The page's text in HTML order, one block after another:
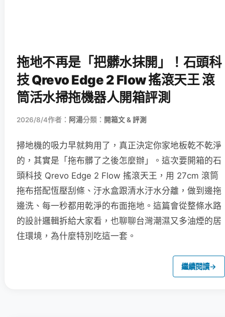
拖地不再是「把髒水抹開」！石頭科
技 Qrevo Edge 2 Flow 搖滾天王 滾
筒活水掃拖機器人開箱評測
2026/8/4作者： 阿湯分類： 開箱文 & 評測
掃地機的吸力早就夠用了，真正決定你家地板乾不乾淨
的，其實是「拖布髒了之後怎麼辦」。這次要開箱的石
頭科技 Qrevo Edge 2 Flow 搖滾天王，用 27cm 滾筒
拖布搭配恆壓刮條、汙水盒跟清水汙水分離，做到邊拖
邊洗、每一秒都用乾淨的布面拖地。這篇會從整條水路
的設計邏輯拆給大家看，也聊聊台灣潮濕又多油煙的居
住環境，為什麼特別吃這一套。
繼續閱讀→